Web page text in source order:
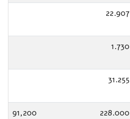
22.907
1.730
31.255
228.000
91,200